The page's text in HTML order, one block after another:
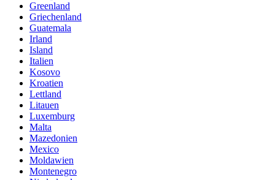
Greenland
Griechenland
Guatemala
Irland
Island
Italien
Kosovo
Kroatien
Lettland
Litauen
Luxemburg
Malta
Mazedonien
Mexico
Moldawien
Montenegro